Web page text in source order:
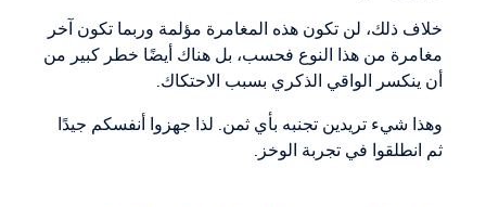
خلاف ذلك، لن تكون هذه المغامرة مؤلمة وربما تكون آخر
مغامرة من هذا النوع فحسب، بل هناك أيضًا خطر كبير من
أن ينكسر الواقي الذكري بسبب الاحتكاك.
وهذا شيء تريدين تجنبه بأي ثمن. لذا جهزوا أنفسكم جيدًا
ثم انطلقوا في تجربة الوخز.